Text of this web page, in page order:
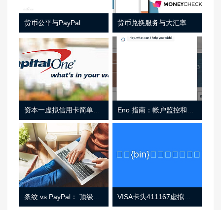
货币公平与PayPal 货币兑换服务与大汇率
资本一虚拟信用卡简单介绍
条纹 vs PayPal： 顶级功能， 定价 （和更多！ VISA卡头411167虚拟卡基础信息